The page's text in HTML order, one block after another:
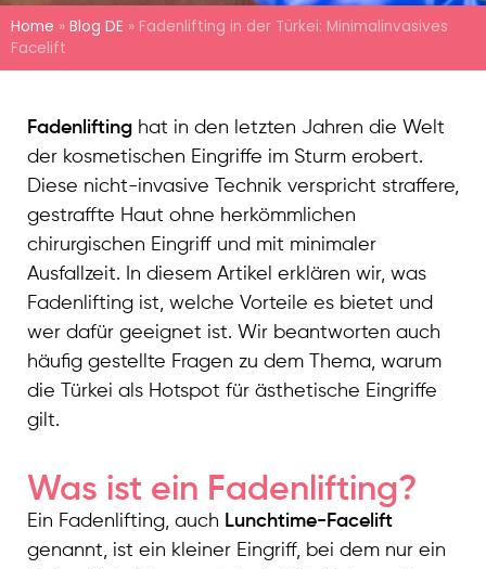
Home » Blog DE » Fadenlifting in der Türkei: Minimalinvasives
Facelift
Fadenlifting hat in den letzten Jahren die Welt
der kosmetischen Eingriffe im Sturm erobert.
Diese nicht-invasive Technik verspricht straffere,
gestraffte Haut ohne herkömmlichen
chirurgischen Eingriff und mit minimaler
Ausfallzeit. In diesem Artikel erklären wir, was
Fadenlifting ist, welche Vorteile es bietet und
wer dafür geeignet ist. Wir beantworten auch
häufig gestellte Fragen zu dem Thema, warum
die Türkei als Hotspot für ästhetische Eingriffe
gilt.
Was ist ein Fadenlifting?
Ein Fadenlifting, auch Lunchtime-Facelift
genannt, ist ein kleiner Eingriff, bei dem nur ein